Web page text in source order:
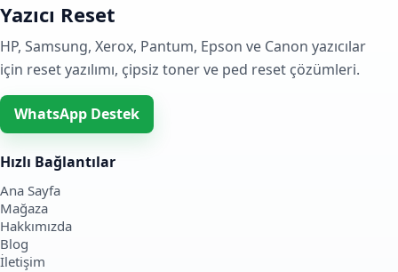
Yazıcı Reset
HP, Samsung, Xerox, Pantum, Epson ve Canon yazıcılar
için reset yazılımı, çipsiz toner ve ped reset çözümleri.
WhatsApp Destek
Hızlı Bağlantılar
Ana Sayfa
Mağaza
Hakkımızda
Blog
İletişim